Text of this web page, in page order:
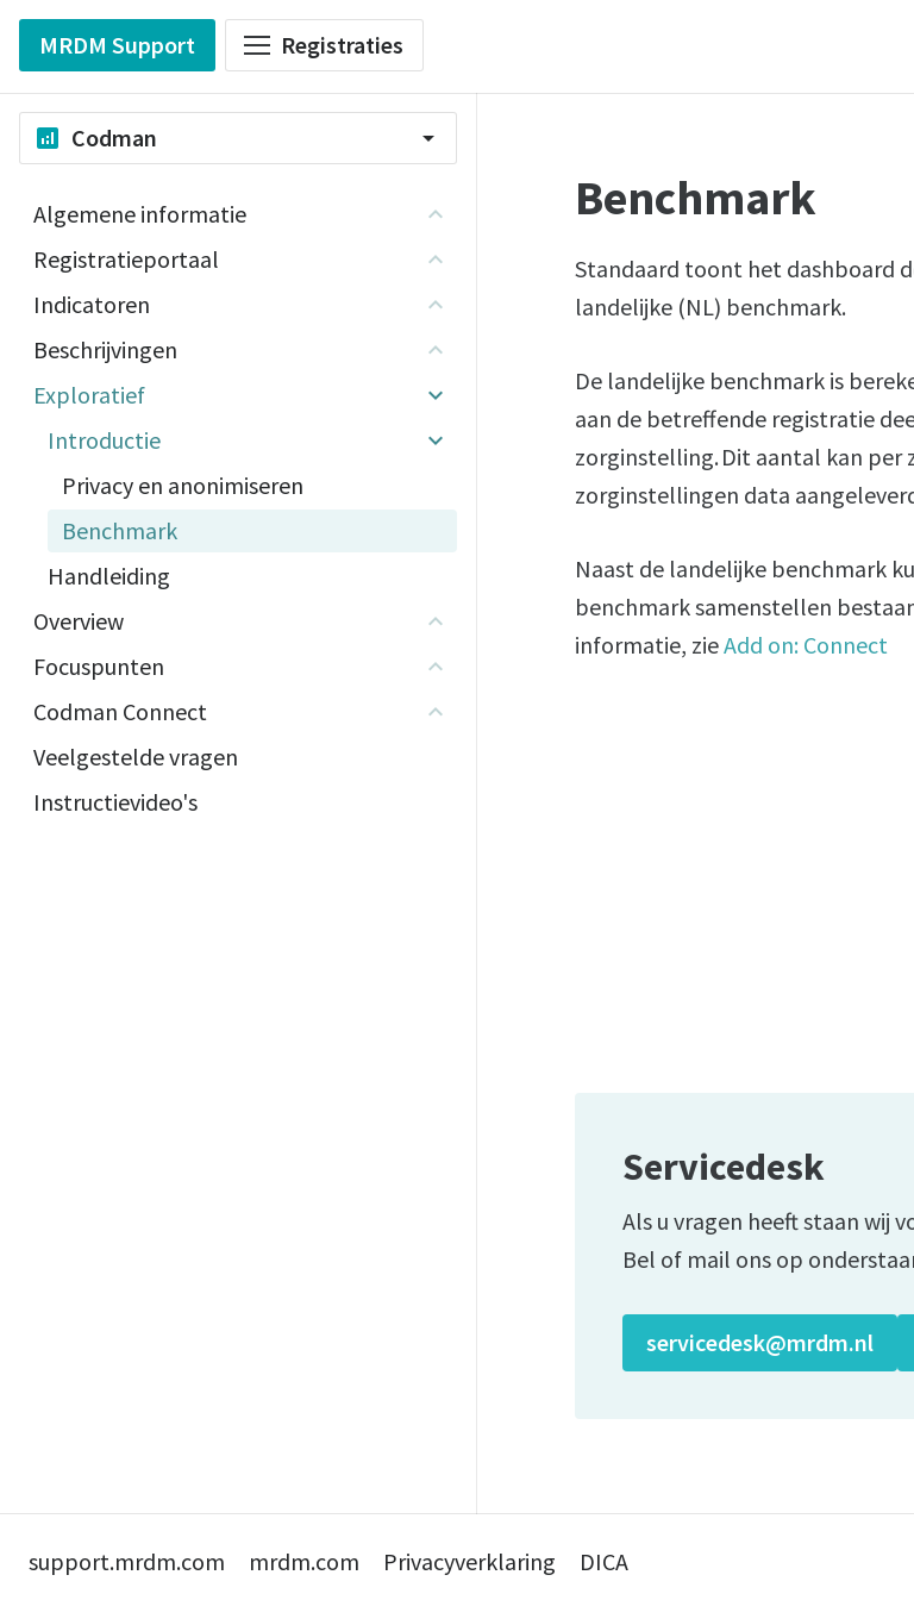
MRDM Support Registraties
analytics Codman arrow_drop_down
Algemene informatie
Registratieportaal
Indicatoren
Beschrijvingen
Exploratief
Introductie
Privacy en anonimiseren
Benchmark
Handleiding
Overview
Focuspunten
Codman Connect
Veelgestelde vragen
Instructievideo's
Benchmark
Standaard toont het dashboard
landelijke (NL) benchmark.
De landelijke benchmark is
aan de betreffende registratie
zorginstelling. Dit aantal kan per
zorginstellingen data
Naast de landelijke benchmark
benchmark samenstellen
informatie, zieAdd on: Connect
Servicedesk
Als u vragen heeft staan wij
Bel of mail ons op
servicedesk@mrdm.nl
support.mrdm.com mrdm.com Privacyverklaring DICA